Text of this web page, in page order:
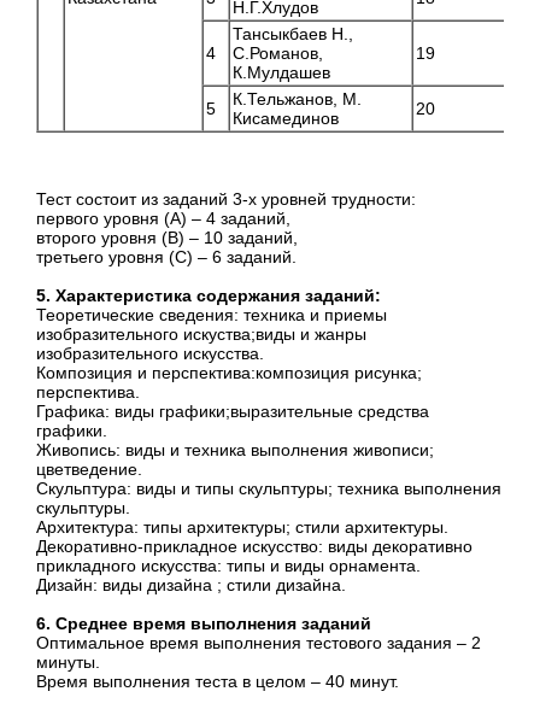
Н.Г.Хлудов
4
Тансыкбаев Н.,
С.Романов,
К.Мулдашев
19
5
К.Тельжанов, М.
Кисамединов
20
Тест состоит из заданий 3-х уровней трудности:
первого уровня (А) – 4 заданий,
второго уровня (В) – 10 заданий,
третьего уровня (С) – 6 заданий.
5. Характеристика содержания заданий:
Теоретические сведения: техника и приемы
изобразительного искуства;виды и жанры
изобразительного искусства.
Композиция и перспектива:композиция рисунка;
перспектива.
Графика: виды графики;выразительные средства
графики.
Живопись: виды и техника выполнения живописи;
цветведение.
Скульптура: виды и типы скульптуры; техника выполнения
скульптуры.
Архитектура: типы архитектуры; стили архитектуры.
Декоративно-прикладное искусство: виды декоративно
прикладного искусства: типы и виды орнамента.
Дизайн: виды дизайна ; стили дизайна.
6. Среднее время выполнения заданий
Оптимальное время выполнения тестового задания – 2
минуты.
Время выполнения теста в целом – 40 минут.